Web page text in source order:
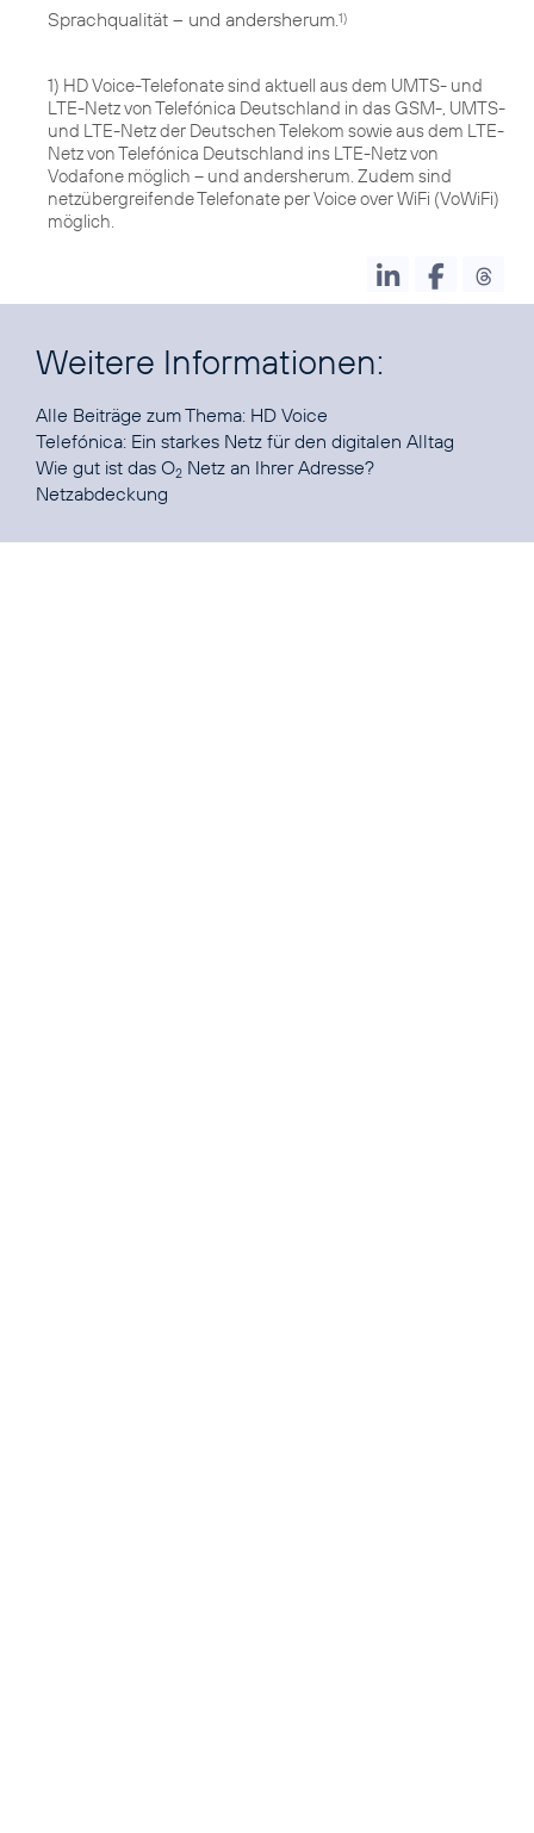
Sprachqualität – und andersherum.1)
1) HD Voice-Telefonate sind aktuell aus dem UMTS- und
LTE-Netz von Telefónica Deutschland in das GSM-, UMTS-
und LTE-Netz der Deutschen Telekom sowie aus dem LTE-
Netz von Telefónica Deutschland ins LTE-Netz von
Vodafone möglich – und andersherum. Zudem sind
netzübergreifende Telefonate per Voice over WiFi (VoWiFi)
möglich.
Weitere Informationen:
Alle Beiträge zum Thema: HD Voice
Telefónica: Ein starkes Netz für den digitalen Alltag
Wie gut ist das O2 Netz an Ihrer Adresse?
Netzabdeckung